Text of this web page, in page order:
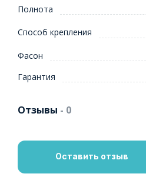
Полнота
Способ крепления
Фасон
Гарантия
Отзывы - 0
Оставить отзыв